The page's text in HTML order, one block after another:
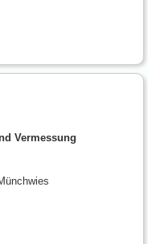
Vermessung